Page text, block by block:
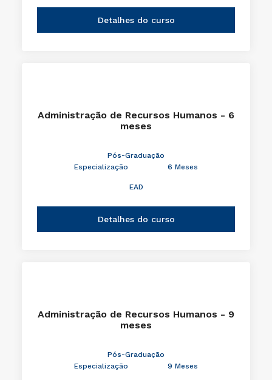
Detalhes do curso
Administração de Recursos Humanos - 6
meses
Pós-Graduação
Especialização
6 Meses
EAD
Detalhes do curso
Administração de Recursos Humanos - 9
meses
Pós-Graduação
Especialização
9 Meses